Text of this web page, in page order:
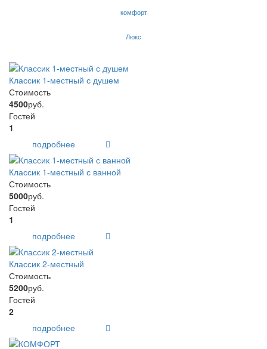
комфорт
Люкс
Классик 1-местный с душем
Стоимость
4500руб.
Гостей
1
подробнее
Классик 1-местный с ванной
Стоимость
5000руб.
Гостей
1
подробнее
Классик 2-местный
Стоимость
5200руб.
Гостей
2
подробнее